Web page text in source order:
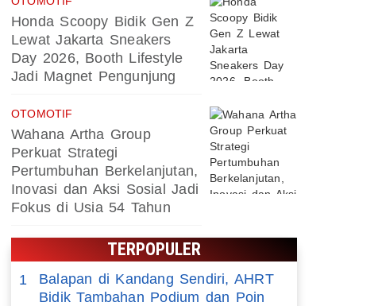
Honda Scoopy Bidik Gen Z
Lewat Jakarta Sneakers
Day 2026, Booth Lifestyle
Jadi Magnet Pengunjung
OTOMOTIF
Wahana Artha Group
Perkuat Strategi
Pertumbuhan Berkelanjutan,
Inovasi dan Aksi Sosial Jadi
Fokus di Usia 54 Tahun
TERPOPULER
1
Balapan di Kandang Sendiri, AHRT
Bidik Tambahan Podium dan Poin